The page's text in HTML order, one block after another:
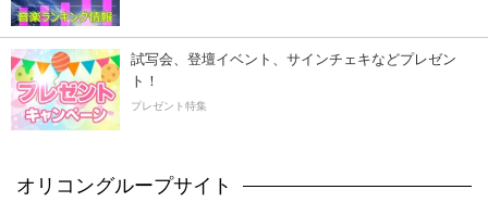
試写会、登壇イベント、サインチェキなどプレゼン
ト！
プレゼント特集
オリコングループサイト